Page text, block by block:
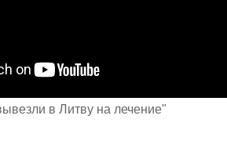
в Литву на лечение"